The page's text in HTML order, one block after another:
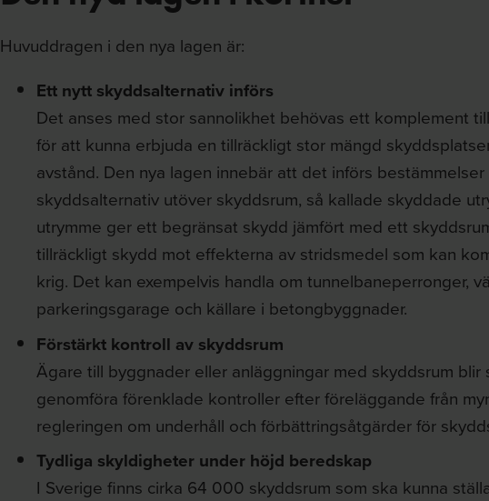
Huvuddragen i den nya lagen är:
Ett nytt skyddsalternativ införs
Det anses med stor sannolikhet behövas ett komplement
för att kunna erbjuda en tillräckligt stor mängd
avstånd. Den nya lagen innebär att det införs
skyddsalternativ utöver skyddsrum, så kallade skyddade
utrymme ger ett begränsat skydd jämfört med ett
tillräckligt skydd mot effekterna av stridsmedel som kan
krig. Det kan exempelvis handla om tunnelbaneperronger,
parkeringsgarage och källare i betongbyggnader.
Förstärkt kontroll av skyddsrum
Ägare till byggnader eller anläggningar med skyddsrum blir
genomföra förenklade kontroller efter föreläggande från
regleringen om underhåll och förbättringsåtgärder för
Tydliga skyldigheter under höjd beredskap
I Sverige finns cirka 64 000 skyddsrum som ska kunna